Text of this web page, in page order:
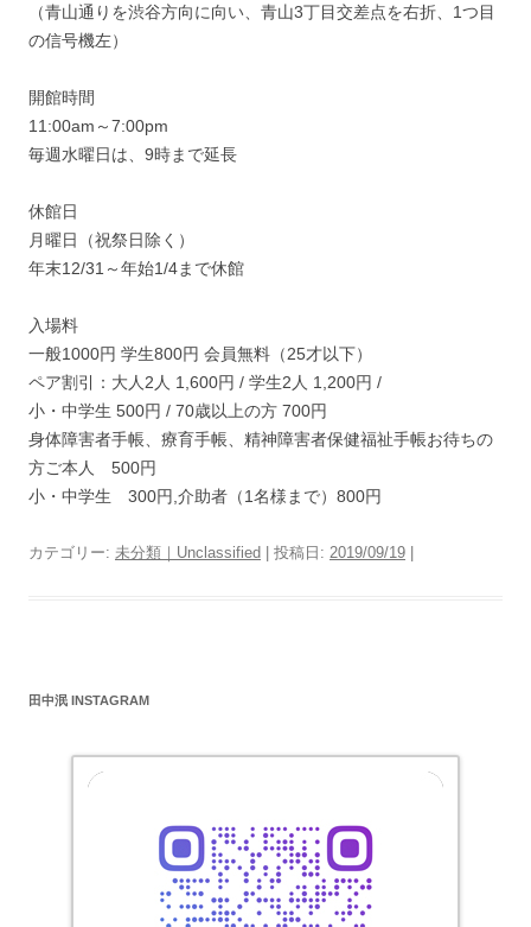
（青山通りを渋谷方向に向い、青山3丁目交差点を右折、1つ目
の信号機左）
開館時間
11:00am～7:00pm
毎週水曜日は、9時まで延長
休館日
月曜日（祝祭日除く）
年末12/31～年始1/4まで休館
入場料
一般1000円 学生800円 会員無料（25才以下）
ペア割引：大人2人 1,600円 / 学生2人 1,200円 /
小・中学生 500円 / 70歳以上の方 700円
身体障害者手帳、療育手帳、精神障害者保健福祉手帳お待ちの
方ご本人 500円
小・中学生 300円,介助者（1名様まで）800円
カテゴリー: 未分類｜Unclassified | 投稿日: 2019/09/19
田中泯 INSTAGRAM